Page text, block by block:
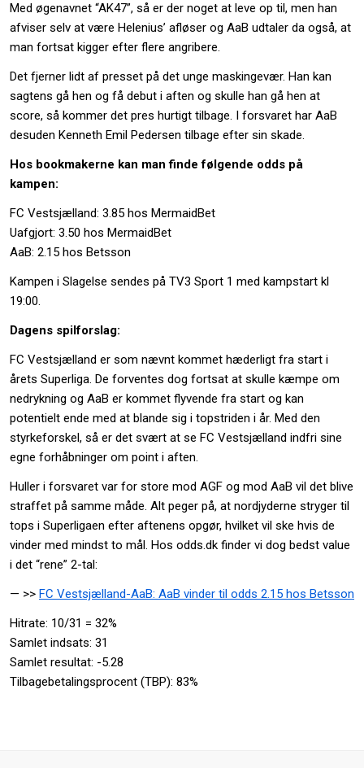
Med øgenavnet “AK47”, så er der noget at leve op til, men han
afviser selv at være Helenius’ afløser og AaB udtaler da også, at
man fortsat kigger efter flere angribere.
Det fjerner lidt af presset på det unge maskingevær. Han kan
sagtens gå hen og få debut i aften og skulle han gå hen at
score, så kommer det pres hurtigt tilbage. I forsvaret har AaB
desuden Kenneth Emil Pedersen tilbage efter sin skade.
Hos bookmakerne kan man finde følgende odds på
kampen:
FC Vestsjælland: 3.85 hos MermaidBet
Uafgjort: 3.50 hos MermaidBet
AaB: 2.15 hos Betsson
Kampen i Slagelse sendes på TV3 Sport 1 med kampstart kl
19:00.
Dagens spilforslag:
FC Vestsjælland er som nævnt kommet hæderligt fra start i
årets Superliga. De forventes dog fortsat at skulle kæmpe om
nedrykning og AaB er kommet flyvende fra start og kan
potentielt ende med at blande sig i topstriden i år. Med den
styrkeforskel, så er det svært at se FC Vestsjælland indfri sine
egne forhåbninger om point i aften.
Huller i forsvaret var for store mod AGF og mod AaB vil det blive
straffet på samme måde. Alt peger på, at nordjyderne stryger til
tops i Superligaen efter aftenens opgør, hvilket vil ske hvis de
vinder med mindst to mål. Hos odds.dk finder vi dog bedst value
i det “rene” 2-tal:
— >> FC Vestsjælland-AaB: AaB vinder til odds 2.15 hos Betsson
Hitrate: 10/31 = 32%
Samlet indsats: 31
Samlet resultat: -5.28
Tilbagebetalingsprocent (TBP): 83%